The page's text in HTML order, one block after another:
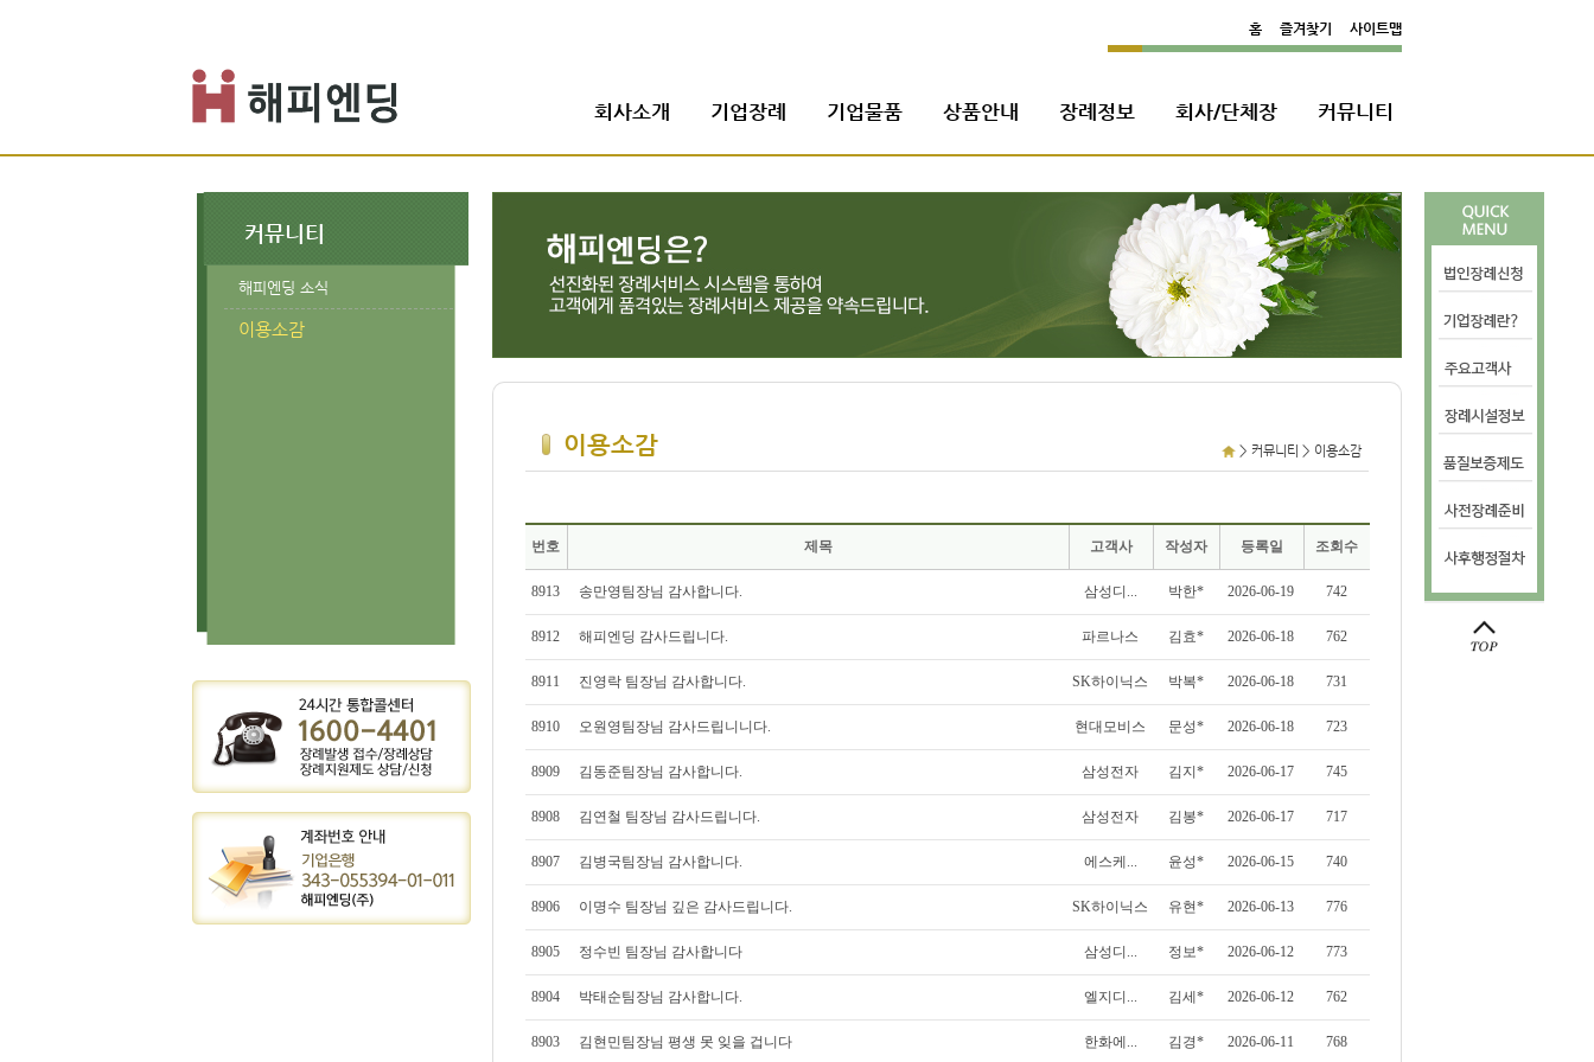
홈 즐겨찾기 사이트맵
회사소개 기업장례 기업물품 상품안내 장례정보 회사/단체장 커뮤니티
커뮤니티
해피엔딩 소식
이용소감
이용소감 >커뮤니티 > 이용소감
번호 제목 고객사 작성자 등록일 조회수
8913 송만영팀장님 감사합니다. 삼성디... 박한* 2026-06-19 742
8912 해피엔딩 감사드립니다. 파르나스 김효* 2026-06-18 762
8911 진영락 팀장님 감사합니다. SK하이닉스 박복* 2026-06-18 731
8910 오원영팀장님 감사드립니니다. 현대모비스 문성* 2026-06-18 723
8909 김동준팀장님 감사합니다. 삼성전자 김지* 2026-06-17 745
8908 김연철 팀장님 감사드립니다. 삼성전자 김봉* 2026-06-17 717
8907 김병국팀장님 감사합니다. 에스케... 윤성* 2026-06-15 740
8906 이명수 팀장님 깊은 감사드립니다. SK하이닉스 유현* 2026-06-13 776
8905 정수빈 팀장님 감사합니다 삼성디... 정보* 2026-06-12 773
8904 박태순팀장님 감사합니다. 엘지디... 김세* 2026-06-12 762
8903 김현민팀장님 평생 못 잊을 겁니다 한화에... 김경* 2026-06-11 768